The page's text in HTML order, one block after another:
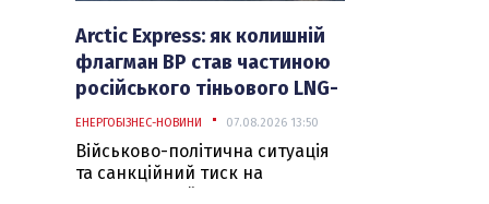
Arctic Express: як колишній
флагман BP став частиною
російського тіньового LNG-
флоту – й потрапив під
санкції
ЕНЕРГОБІЗНЕС-НОВИНИ 07.08.2026 13:50
Військово-політична ситуація
та санкційний тиск на